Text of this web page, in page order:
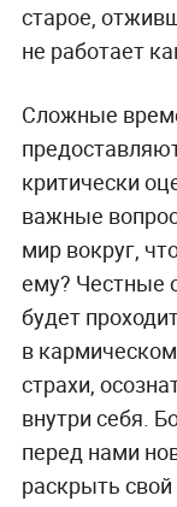
старое,
не работает
Сложные
критически
важные
мир вокруг,
ему? Честные
будет
в
страхи,
внутри себя.
перед нами
раскрыть свой